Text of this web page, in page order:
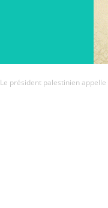
Le président palestinien